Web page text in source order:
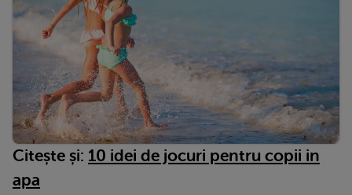
Citește și: 10 idei de jocuri pentru copii in
apa